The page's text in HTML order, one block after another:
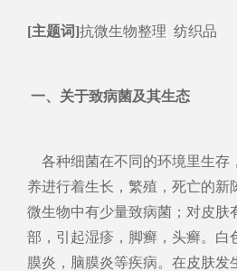
[主题词]抗微生物整理 纺织品
一、关于致病菌及其生态
各种细菌在不同的环境里生存
养进行着生长，繁殖，死亡的
微生物中有少量致病菌；对皮肤
部，引起湿疹，脚癣，头癣。白
膜炎，脑膜炎等疾病。在皮肤